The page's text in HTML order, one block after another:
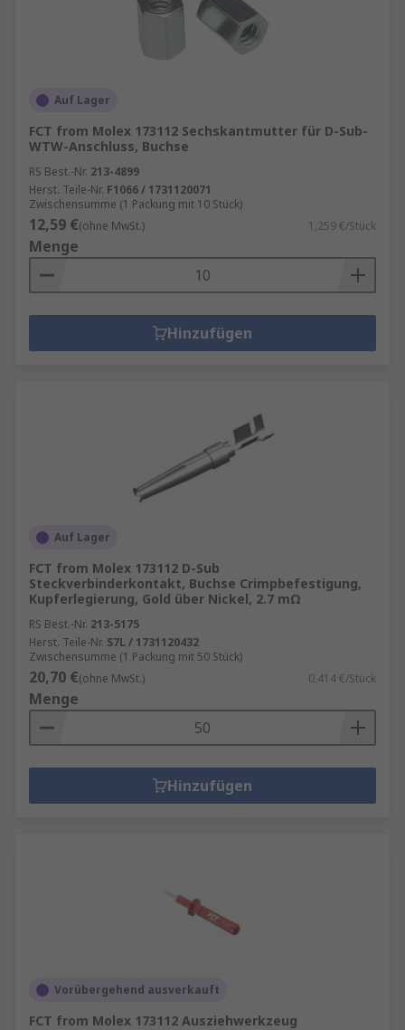
Auf Lager
FCT from Molex 173112 Sechskantmutter für D-Sub-
WTW-Anschluss, Buchse
RS Best.-Nr. 213-4899
Herst. Teile-Nr. F1066 / 1731120071
Zwischensumme (1 Packung mit 10 Stück)
12,59 €(ohne MwSt.) 1,259 €/Stück
Menge
Hinzufügen
Auf Lager
FCT from Molex 173112 D-Sub
Steckverbinderkontakt, Buchse Crimpbefestigung,
Kupferlegierung, Gold über Nickel, 2.7 mΩ
RS Best.-Nr. 213-5175
Herst. Teile-Nr. S7L / 1731120432
Zwischensumme (1 Packung mit 50 Stück)
20,70 €(ohne MwSt.) 0,414 €/Stück
Menge
Hinzufügen
Vorübergehend ausverkauft
FCT from Molex 173112 Ausziehwerkzeug